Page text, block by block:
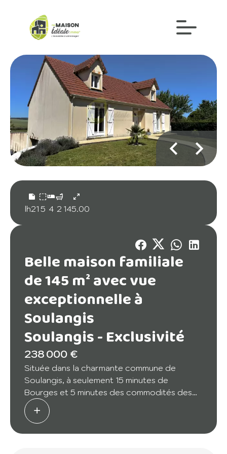
lh21 5 4 2 145.00
Belle maison familiale
de 145 m² avec vue
exceptionnelle à
Soulangis
Soulangis -Exclusivité
238 000 €
Située dans la charmante commune de
Soulangis, à seulement 15 minutes de
Bourges et 5 minutes des commodités des
Aix-d'Angillon, cette maison familiale de 145
m², édifiée en 2006, vous séduira par ses